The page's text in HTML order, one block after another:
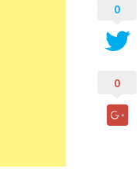
0
0